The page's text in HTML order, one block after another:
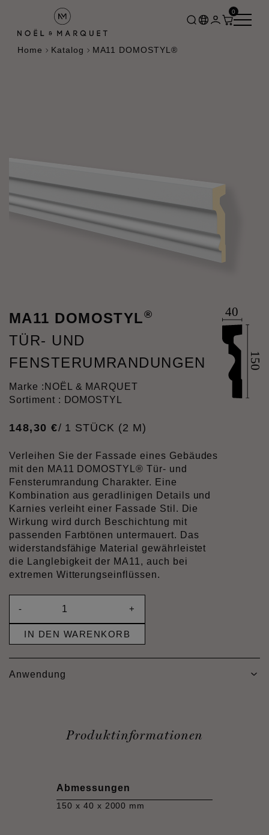
0
Home Katalog MA11 DOMOSTYL®
MA11 DOMOSTYL®
TÜR- UND
FENSTERUMRANDUNGEN
Marke : NOËL & MARQUET
Sortiment : DOMOSTYL
148,30 €/ 1 STÜCK (2 M)
Verleihen Sie der Fassade eines Gebäudes
mit den MA11 DOMOSTYL® Tür- und
Fensterumrandung Charakter. Eine
Kombination aus geradlinigen Details und
Karnies verleiht einer Fassade Stil. Die
Wirkung wird durch Beschichtung mit
passenden Farbtönen untermauert. Das
widerstandsfähige Material gewährleistet
die Langlebigkeit der MA11, auch bei
extremen Witterungseinflüssen.
- +
IN DEN WARENKORB
Anwendung
Produktinformationen
Abmessungen
150 x 40 x 2000 mm